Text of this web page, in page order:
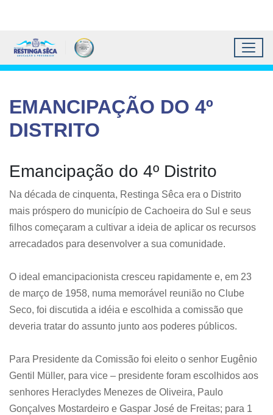
Topo do site
Ir para conteúdo principal
Todos os atalhos
Conteúdo principal
Conteúdo Principal
Prefeitura Municipal de
EMANCIPAÇÃO DO 4º
DISTRITO
Emancipação do 4º Distrito
Na década de cinquenta, Restinga Sêca era o Distrito
mais próspero do município de Cachoeira do Sul e seus
filhos começaram a cultivar a ideia de aplicar os recursos
arrecadados para desenvolver a sua comunidade.
O ideal emancipacionista cresceu rapidamente e, em 23
de março de 1958, numa memorável reunião no Clube
Seco, foi discutida a idéia e escolhida a comissão que
deveria tratar do assunto junto aos poderes públicos.
Para Presidente da Comissão foi eleito o senhor Eugênio
Gentil Müller, para vice – presidente foram escolhidos aos
senhores Heraclydes Menezes de Oliveira, Paulo
Gonçalves Mostardeiro e Gaspar José de Freitas; para 1